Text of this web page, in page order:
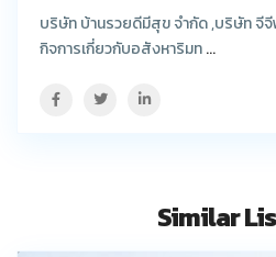
บริษัท บ้านรวยดีมีสุข จำกัด ,บริษัท จีจี
กิจการเกี่ยวกับอสังหาริมท...
Similar